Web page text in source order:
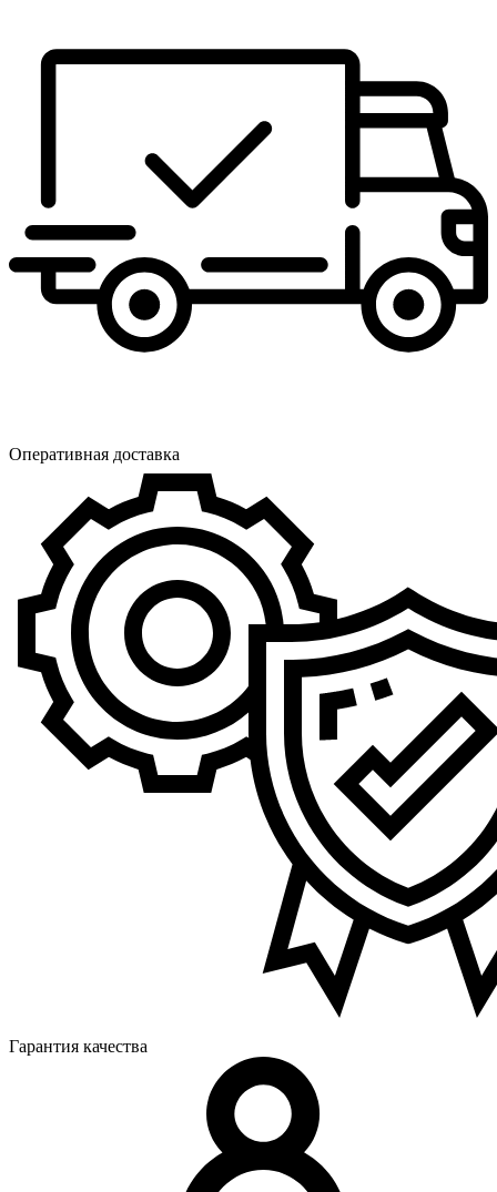
Оперативная доставка
Гарантия качества